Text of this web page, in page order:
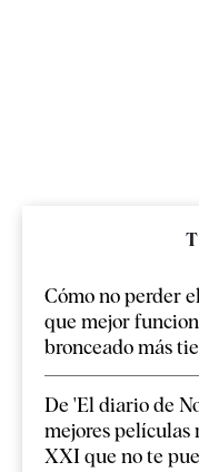
Cómo no perder
que mejor
bronceado más
De 'El diario de
mejores películas
XXI que no te